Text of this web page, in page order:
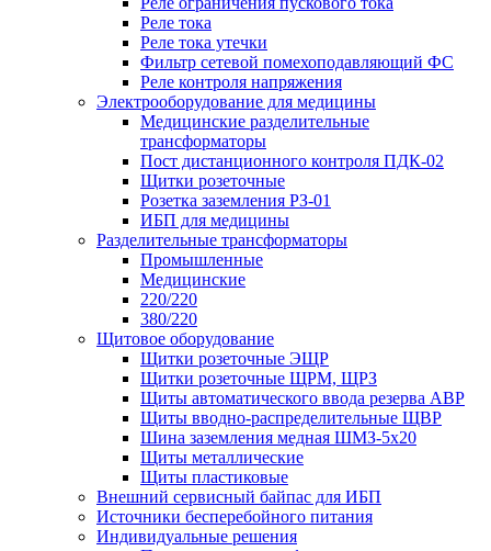
Реле тока
Реле тока утечки
Фильтр сетевой помехоподавляющий ФС
Реле контроля напряжения
Электрооборудование для медицины
Медицинские разделительные
трансформаторы
Пост дистанционного контроля ПДК-02
Щитки розеточные
Розетка заземления РЗ-01
ИБП для медицины
Разделительные трансформаторы
Промышленные
Медицинские
220/220
380/220
Щитовое оборудование
Щитки розеточные ЭЩР
Щитки розеточные ЩРМ, ЩРЗ
Щиты автоматического ввода резерва АВР
Щиты вводно-распределительные ЩВР
Шина заземления медная ШМЗ-5х20
Щиты металлические
Щиты пластиковые
Внешний сервисный байпас для ИБП
Источники бесперебойного питания
Индивидуальные решения